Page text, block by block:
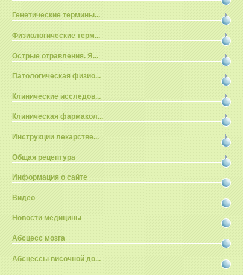
Генетические термины...
Физиологические терм...
Острые отравления. Я...
Патологическая физио...
Клинические исследов...
Клиническая фармакол...
Инструкции лекарстве...
Общая рецептура
Информация о сайте
Видео
Новости медицины
Абсцесс мозга
Абсцессы височной до...